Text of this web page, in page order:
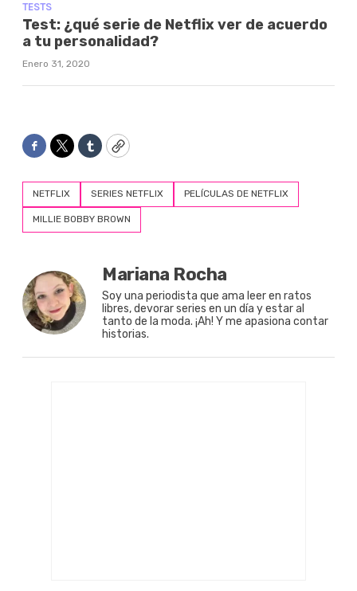
TESTS
Test: ¿qué serie de Netflix ver de acuerdo
a tu personalidad?
Enero 31, 2020
Facebook
TwitterTumblrCopy
NETFLIX SERIES NETFLIX PELÍCULAS DE NETFLIX
MILLIE BOBBY BROWN
Mariana Rocha
Soy una periodista que ama leer en ratos
libres, devorar series en un día y estar al
tanto de la moda. ¡Ah! Y me apasiona contar
historias.